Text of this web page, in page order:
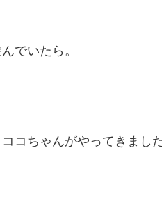
でいたら。
コちゃんがやってきまし